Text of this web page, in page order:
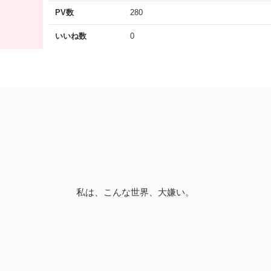
PV数 280
いいね数 0
私は、こんな世界、大嫌い。